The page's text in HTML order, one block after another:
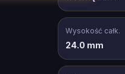
Wysokość całk.
24.0 mm